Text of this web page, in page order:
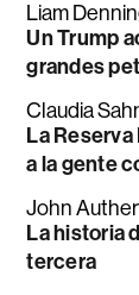
Liam
Un Trump
grandes
Claudia
La
a la gente
John
La historia
tercera